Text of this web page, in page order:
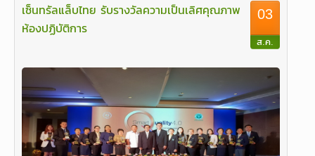
03
ส.ค.
เซ็นทรัลแล็บไทย รับรางวัลความเป็นเลิศคุณภาพ
ห้องปฏิบัติการ